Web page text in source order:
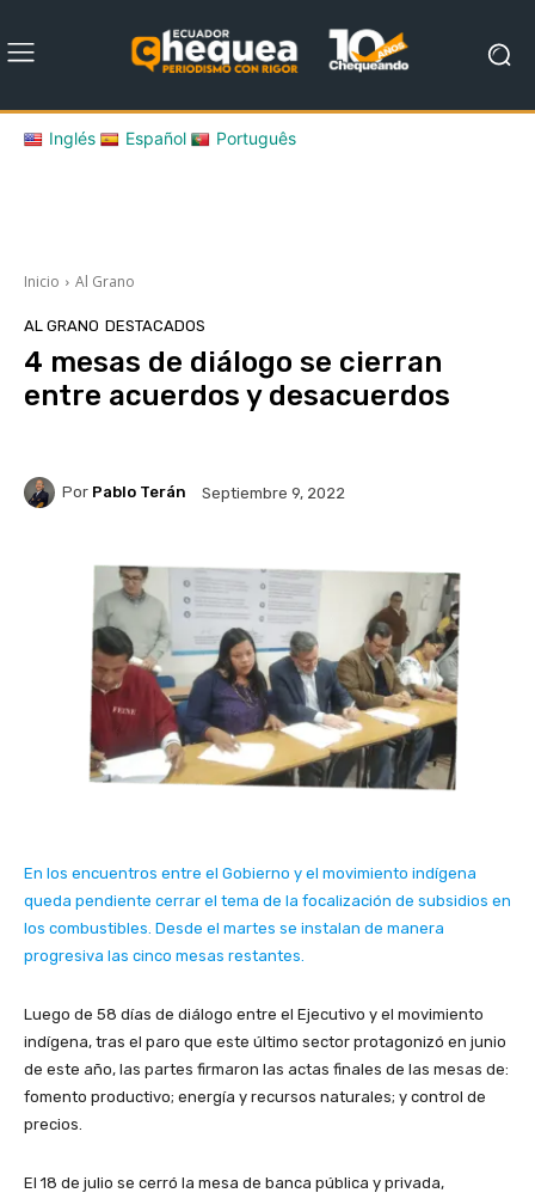
Inglés Español Português
Inicio Al Grano
AL GRANO DESTACADOS
4 mesas de diálogo se cierran
entre acuerdos y desacuerdos
Por Pablo Terán Septiembre 9, 2022
En los encuentros entre el Gobierno y el movimiento indígena
queda pendiente cerrar el tema de la focalización de subsidios en
los combustibles. Desde el martes se instalan de manera
progresiva las cinco mesas restantes.
Luego de 58 días de diálogo entre el Ejecutivo y el movimiento
indígena, tras el paro que este último sector protagonizó en junio
de este año, las partes firmaron las actas finales de las mesas de:
fomento productivo; energía y recursos naturales; y control de
precios.
El 18 de julio se cerró la mesa de banca pública y privada,